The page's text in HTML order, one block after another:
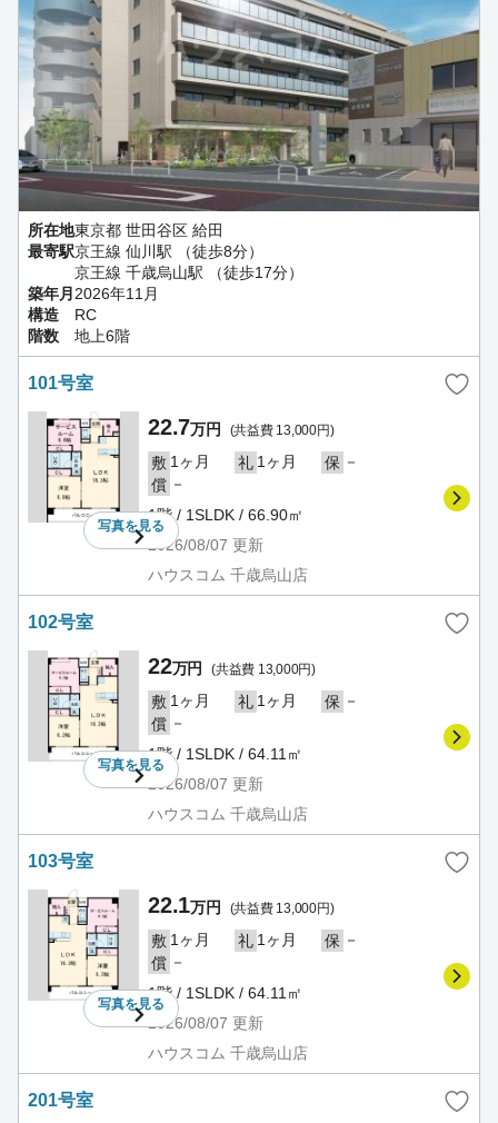
所在地東京都 世田谷区 給田
最寄駅京王線 仙川駅 （徒歩8分）
京王線 千歳烏山駅 （徒歩17分）
築年月2026年11月
構造
RC
階数
地上6階
101号室
写真を見る
22.7万円 (共益費 13,000円)
敷 1ヶ月 礼 1ヶ月 保 －
償 －
1階 / 1SLDK / 66.90㎡
2026/08/07 更新
ハウスコム 千歳烏山店
102号室
写真を見る
22万円 (共益費 13,000円)
敷 1ヶ月 礼 1ヶ月 保 －
償 －
1階 / 1SLDK / 64.11㎡
2026/08/07 更新
ハウスコム 千歳烏山店
103号室
写真を見る
22.1万円 (共益費 13,000円)
敷 1ヶ月 礼 1ヶ月 保 －
償 －
1階 / 1SLDK / 64.11㎡
2026/08/07 更新
ハウスコム 千歳烏山店
201号室